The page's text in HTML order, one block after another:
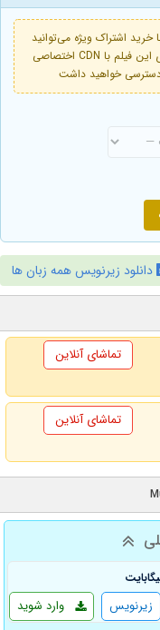
اشتراک ویژه می‌توانید
هر 2 ساعت یک‌بار درخواست همگام‌سازی لینک‌های این فیلم با CDN اختصاصی
دسترسی خواهید داشت
دانلود زیرنویس همه زبان ها
تماشای آنلاین
تماشای آنلاین
وارد شوید زیرنویس